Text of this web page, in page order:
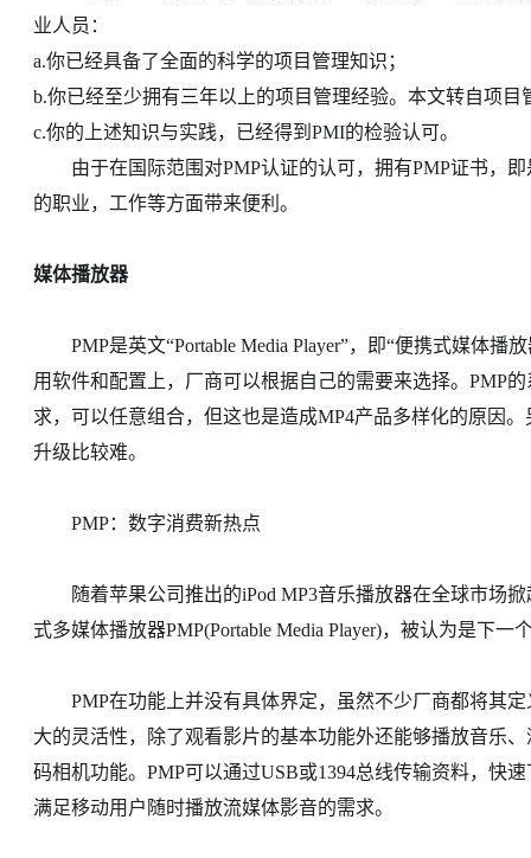
业人员：
a.你已经具备了全面的科学的项目管理知识；
b.你已经至少拥有三年以上的项目管理经验。本文转自项目
c.你的上述知识与实践，已经得到PMI的检验认可。
由于在国际范围对PMP认证的认可，拥有PMP证书，即
的职业，工作等方面带来便利。
媒体播放器
PMP是英文“Portable Media Player”，即“便携式媒体播
用软件和配置上，厂商可以根据自己的需要来选择。PMP
求，可以任意组合，但这也是造成MP4产品多样化的原因
升级比较难。
PMP：数字消费新热点
随着苹果公司推出的iPod MP3音乐播放器在全球市场掀
式多媒体播放器PMP(Portable Media Player)，被认为是下
PMP在功能上并没有具体界定，虽然不少厂商都将其定
大的灵活性，除了观看影片的基本功能外还能够播放音乐
码相机功能。PMP可以通过USB或1394总线传输资料，快
满足移动用户随时播放流媒体影音的需求。